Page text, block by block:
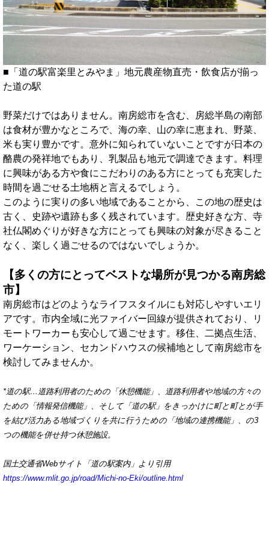
■「道の駅富楽里とみやま」地元農産物直売・飲食店が揃っ
た道の駅
野菜だけではありません。南房総市を含む、房総半島の南部
は食材が豊かなところで、海の幸、山の幸に恵まれ、野菜、
米も実り豊かです。意外に知られていないことですが日本の
酪農の発祥地でもあり、乳製品も地元で調達できます。料理
に興味がある方や食にこだわりのある方にとっても充実した
時間を過ごせる土地柄と言えるでしょう。
このように実りの多い地域であることから、この地の歴史は
古く、史跡や遺跡も多く残されています。歴史好きな方、寺
社仏閣めぐりが好きな方にとっても興味の対象が尽きること
なく、楽しく過ごせるのではないでしょうか。
【多くの方にとってベストな場所が見つかる南房総
市】
南房総市はどのようなライフスタイルにも対応しやすいエリ
アです。市内全域に光ファイバー回線が提供されており、リ
モートワーカーも安心して過ごせます。移住、二拠点生活、
ワーケーション、セカンドハウスの候補地として南房総市を
検討してみませんか。
*道の駅…道路利用者のための「休憩機能」、道路利用者や地域の方々の
ための「情報発信機能」、そして「道の駅」をきっかけに町と町とが手
を結び活力ある地域づくりを共に行うための「地域の連携機能」、の3
つの機能を併せ持つ休憩施設。
国土交通省Webサイト「道の駅案内」より引用
https://www.mlit.go.jp/road/Michi-no-Eki/outline.html